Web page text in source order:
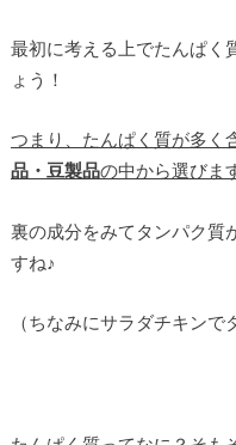
最初に考える上でたんぱく
ょう！
つまり、たんぱく質が多く
品・豆製品の中から選びま
裏の成分をみてタンパク質
すね♪
（ちなみにサラダチキンで